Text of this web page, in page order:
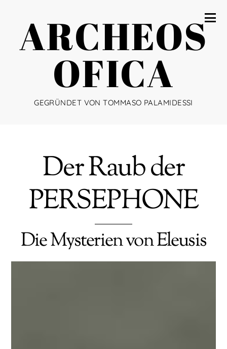
ARCHEOS
OFICA
GEGRÜNDET VON TOMMASO PALAMIDESSI
Der Raub der
PERSEPHONE
Die Mysterien von Eleusis